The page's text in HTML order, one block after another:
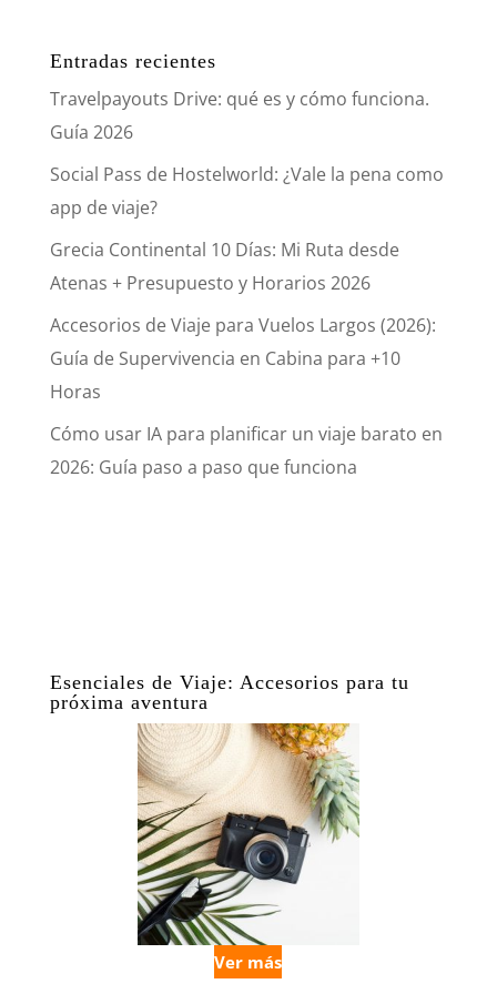
Entradas recientes
Travelpayouts Drive: qué es y cómo funciona.
Guía 2026
Social Pass de Hostelworld: ¿Vale la pena como
app de viaje?
Grecia Continental 10 Días: Mi Ruta desde
Atenas + Presupuesto y Horarios 2026
Accesorios de Viaje para Vuelos Largos (2026):
Guía de Supervivencia en Cabina para +10
Horas
Cómo usar IA para planificar un viaje barato en
2026: Guía paso a paso que funciona
Esenciales de Viaje: Accesorios para tu
próxima aventura
Ver más